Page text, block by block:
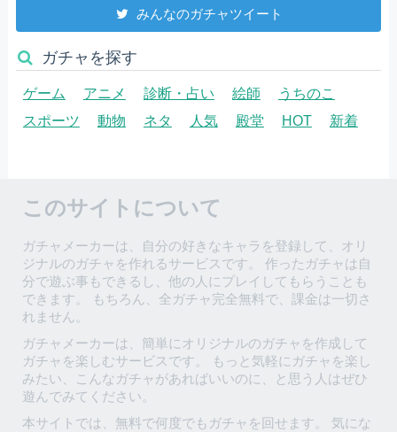
みんなのガチャツイート
ガチャを探す
ゲーム アニメ 診断・占い 絵師
うちのこ
スポーツ
動物 ネタ 人気 殿堂 HOT 新着
このサイトについて
ガチャメーカーは、自分の好きなキャラを登録して、オリ
ジナルのガチャを作れるサービスです。 作ったガチャは自
分で遊ぶ事もできるし、他の人にプレイしてもらうことも
できます。 もちろん、全ガチャ完全無料で、課金は一切さ
れません。
ガチャメーカーは、簡単にオリジナルのガチャを作成して
ガチャを楽しむサービスです。 もっと気軽にガチャを楽し
みたい、こんなガチャがあればいいのに、と思う人はぜひ
遊んでみてください。
本サイトでは、無料で何度でもガチャを回せます。 気にな